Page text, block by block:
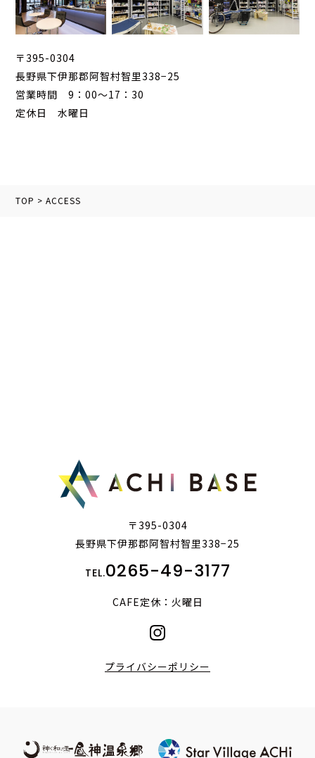
〒395-0304
長野県下伊那郡阿智村智里338−25
営業時間 9：00～17：30
定休日 水曜日
TOP >ACCESS
〒395-0304
長野県下伊那郡阿智村智里338−25
TEL.0265-49-3177
CAFE定休：火曜日
プライバシーポリシー